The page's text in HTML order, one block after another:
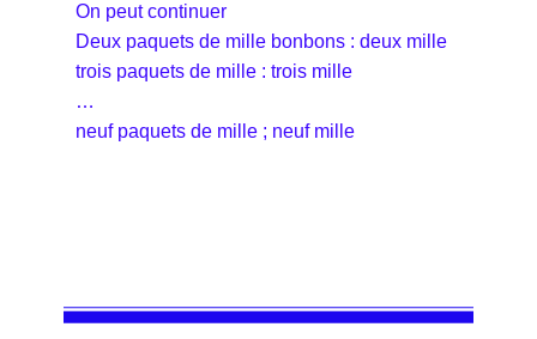
On peut continuer
Deux paquets de mille bonbons : deux mille
trois paquets de mille : trois mille
…
neuf paquets de mille ; neuf mille